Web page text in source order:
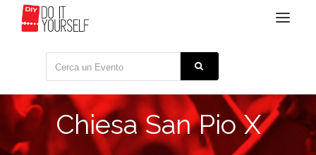
Toggle
Chiesa San Pio X